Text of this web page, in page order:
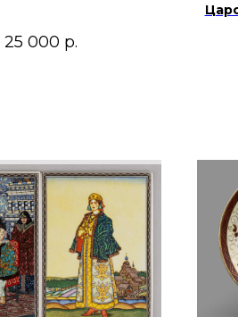
25 000 р.